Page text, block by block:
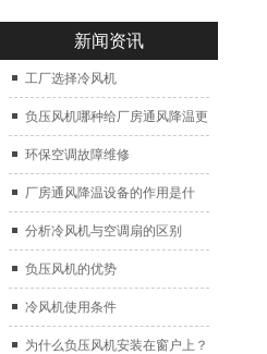
新闻资讯
工厂选择冷风机
负压风机哪种给厂房通风降温更
好？
环保空调故障维修
厂房通风降温设备的作用是什
么？
分析冷风机与空调扇的区别
负压风机的优势
冷风机使用条件
为什么负压风机安装在窗户上？